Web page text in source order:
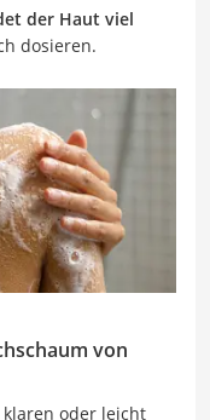
der Haut viel
dosieren.
von
oder leicht